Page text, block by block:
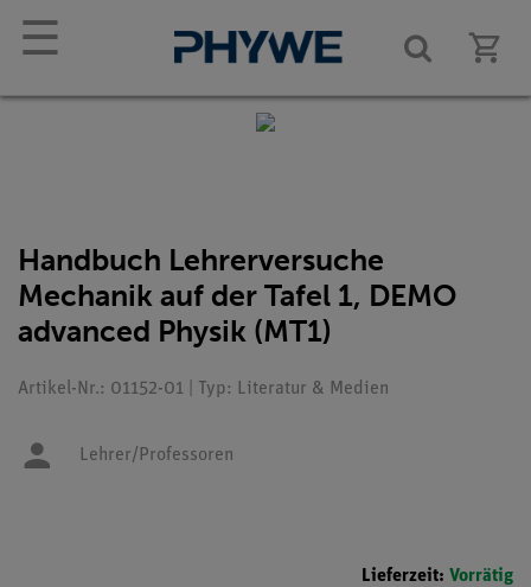
☰
Handbuch Lehrerversuche
Mechanik auf der Tafel 1, DEMO
advanced Physik (MT1)
Artikel-Nr.: 01152-01 | Typ: Literatur & Medien
Lehrer/Professoren
Lieferzeit: Vorrätig